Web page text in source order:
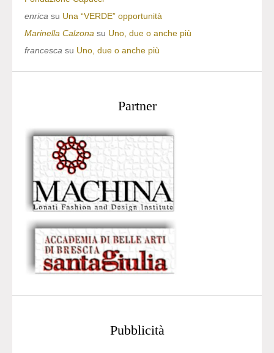
enrica su Una “VERDE” opportunità
Marinella Calzona su Uno, due o anche più
francesca su Uno, due o anche più
Partner
Pubblicità